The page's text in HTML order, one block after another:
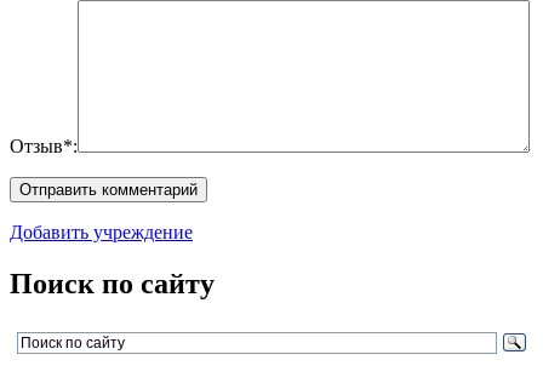
Отзыв*:
Добавить учреждение
Поиск по сайту